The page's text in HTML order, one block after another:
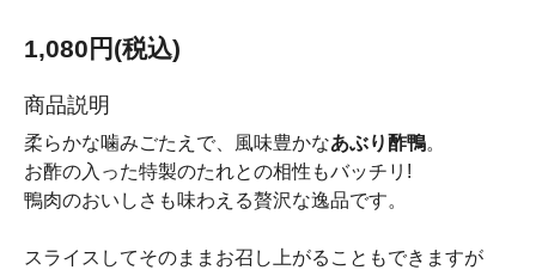
1,080円(税込)
商品説明
柔らかな噛みごたえで、風味豊かなあぶり酢鴨。
お酢の入った特製のたれとの相性もバッチリ!
鴨肉のおいしさも味わえる贅沢な逸品です。
スライスしてそのままお召し上がることもできますが